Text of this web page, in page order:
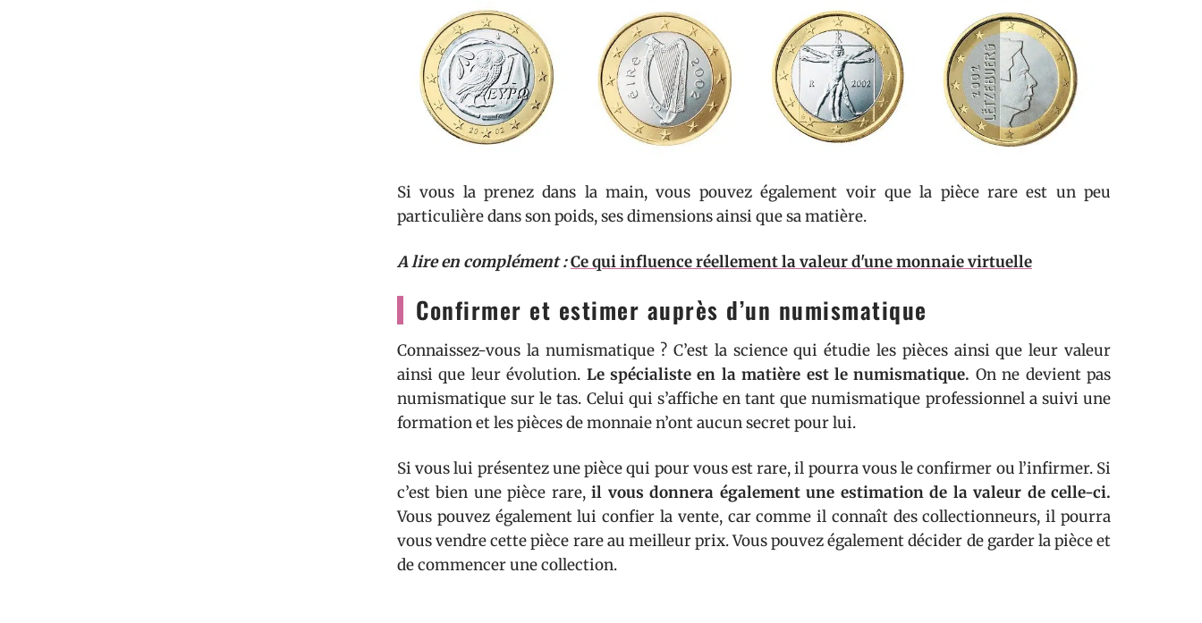
Si vous la prenez dans la main, vous pouvez également voir que la pièce rare est un peu
particulière dans son poids, ses dimensions ainsi que sa matière.
A lire en complément :Ce qui influence réellement la valeur d'une monnaie virtuelle
Confirmer et estimer auprès d’un numismatique
Connaissez-vous la numismatique ? C’est la science qui étudie les pièces ainsi que leur valeur
ainsi que leur évolution. Le spécialiste en la matière est le numismatique. On ne devient pas
numismatique sur le tas. Celui qui s’affiche en tant que numismatique professionnel a suivi une
formation et les pièces de monnaie n’ont aucun secret pour lui.
Si vous lui présentez une pièce qui pour vous est rare, il pourra vous le confirmer ou l’infirmer. Si
c’est bien une pièce rare,il vous donnera également une estimation de la valeur de celle-ci.
Vous pouvez également lui confier la vente, car comme il connaît des collectionneurs, il pourra
vous vendre cette pièce rare au meilleur prix. Vous pouvez également décider de garder la pièce et
de commencer une collection.